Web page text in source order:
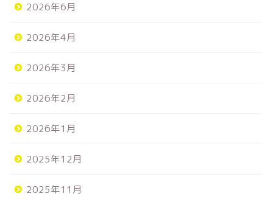
2026年6月
2026年4月
2026年3月
2026年2月
2026年1月
2025年12月
2025年11月